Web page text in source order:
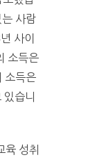
사람
사이
소득은
소득은
습니
육 성취